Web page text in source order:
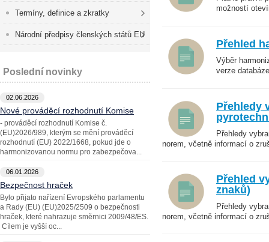
Termíny, definice a zkratky
Národní předpisy členských států EU
Poslední novinky
02.06.2026
Nové prováděcí rozhodnutí Komise
- prováděcí rozhodnutí Komise č.
(EU)2026/989, kterým se mění prováděcí
rozhodnutí (EU) 2022/1668, pokud jde o
harmonizovanou normu pro zabezpečova...
06.01.2026
Bezpečnost hraček
Bylo přijato nařízení Evropského parlamentu
a Rady (EU) (EU)2025/2509 o bezpečnosti
hraček, které nahrazuje směrnici 2009/48/ES.
Cílem je vyšší oc...
možností
Přehled
Výběr
verze
Přehledy
Přehledy
norem, včetně informací o
Přehled
znaků)
Přehledy
norem, včetně informací o